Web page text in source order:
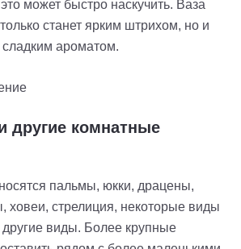
может быстро наскучить. Ваза
станет ярким штрихом, но и
сладким ароматом.
другие комнатные
пальмы, юкки, драцены,
ховеи, стрелиция, некоторые виды
виды. Более крупные